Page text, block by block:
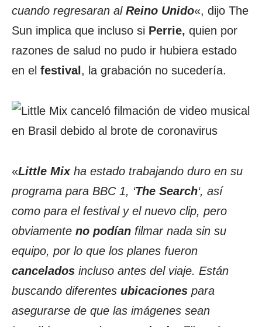
cuando regresaran al Reino Unido«, dijo The
Sun implica que incluso si Perrie, quien por
razones de salud no pudo ir hubiera estado
en el festival, la grabación no sucedería.
«Little Mixha estado trabajando duro en su
programa para BBC 1, ‘The Search‘, así
como para el festival y el nuevo clip, pero
obviamente no podían filmar nada sin su
equipo, por lo que los planes fueron
cancelados incluso antes del viaje. Están
buscando diferentes ubicaciones para
asegurarse de que las imágenes sean